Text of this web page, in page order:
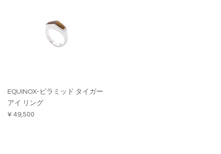
EQUINOX-ピラミッド タイガー
アイ リング
¥ 49,500